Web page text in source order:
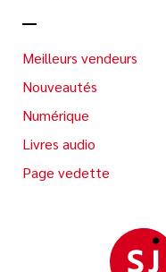
Meilleurs vendeurs
Nouveautés
Numérique
Livres audio
Page vedette